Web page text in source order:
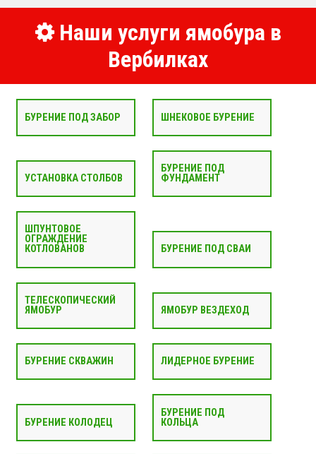
Наши услуги ямобура в
Вербилках
БУРЕНИЕ ПОД ЗАБОР ШНЕКОВОЕ БУРЕНИЕ
УСТАНОВКА СТОЛБОВ
БУРЕНИЕ ПОД
ФУНДАМЕНТ
ШПУНТОВОЕ
ОГРАЖДЕНИЕ
КОТЛОВАНОВ
БУРЕНИЕ ПОД СВАИ
ТЕЛЕСКОПИЧЕСКИЙ
ЯМОБУР
ЯМОБУР ВЕЗДЕХОД
БУРЕНИЕ СКВАЖИН ЛИДЕРНОЕ БУРЕНИЕ
БУРЕНИЕ КОЛОДЕЦ
БУРЕНИЕ ПОД
КОЛЬЦА